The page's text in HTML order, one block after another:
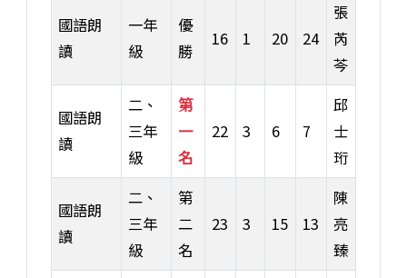
國語朗
讀
一年
級
優
勝
16 1 20 24
張
芮
芩
國語朗
讀
二、
三年
級
第
一
名
22 3 6 7
邱
士
珩
國語朗
讀
二、
三年
級
第
二
名
23 3 15 13
陳
亮
臻